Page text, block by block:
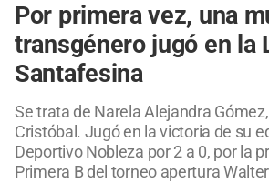
Por primera vez, una
transgénero jugó en la
Santafesina
Se trata de Narela Alejandra
Cristóbal. Jugó en la victoria de su
Deportivo Nobleza por 2 a 0, por la
Primera B del torneo apertura